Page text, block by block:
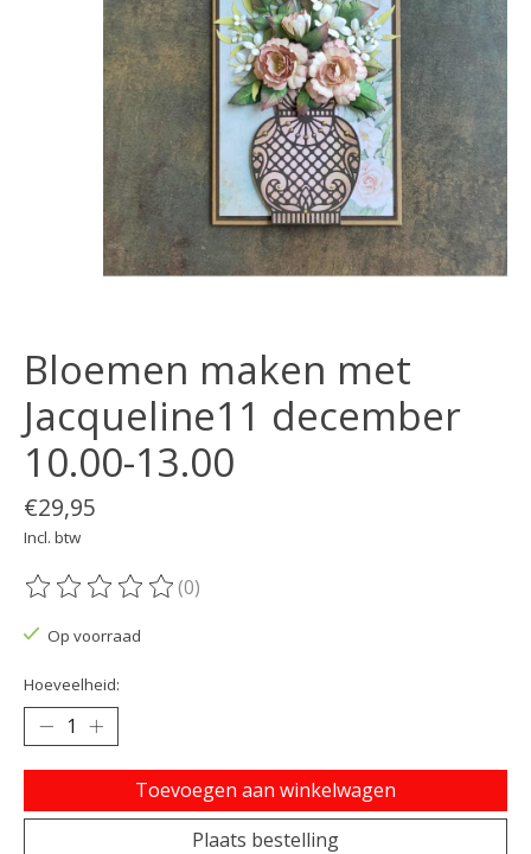
Bloemen maken met
Jacqueline11 december
10.00-13.00
€29,95
Incl. btw
De beoordeling van dit product is
(0)
Op voorraad
Hoeveelheid:
Toevoegen aan winkelwagen
Plaats bestelling